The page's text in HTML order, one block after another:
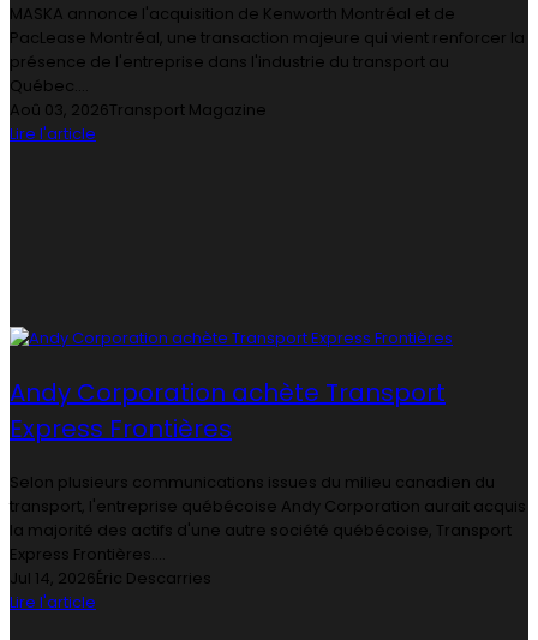
MASKA annonce l'acquisition de Kenworth Montréal et de
PacLease Montréal, une transaction majeure qui vient renforcer la
présence de l'entreprise dans l'industrie du transport au
Québec....
Aoû 03, 2026Transport Magazine
Lire l'article
Andy Corporation achète Transport
Express Frontières
Selon plusieurs communications issues du milieu canadien du
transport, l'entreprise québécoise Andy Corporation aurait acquis
la majorité des actifs d'une autre société québécoise, Transport
Express Frontières....
Jul 14, 2026Éric Descarries
Lire l'article